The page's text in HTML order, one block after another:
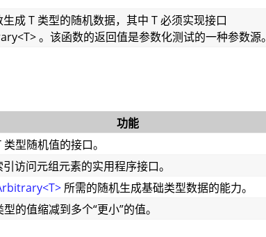
成 T 类型的随机数据，其中 T 必须实现接口
。该函数的返回值是参数化测试的一种参数源。
功能
类型随机值的接口。
访问元组元素的实用程序接口。
所需的随机生成基础类型数据的能力。
的值缩减到多个“更小”的值。